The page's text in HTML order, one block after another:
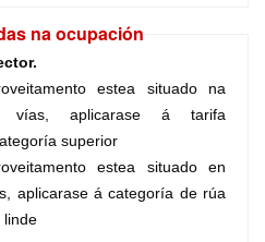
na ocupación
estea situado na
vías, aplicarase á tarifa
superior
estea situado en
aplicarase á categoría de rúa
linde